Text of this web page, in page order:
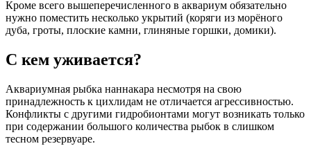
Кроме всего вышеперечисленного в аквариум обязательно
нужно поместить несколько укрытий (коряги из морёного
дуба, гроты, плоские камни, глиняные горшки, домики).
С кем уживается?
Аквариумная рыбка наннакара несмотря на свою
принадлежность к цихлидам не отличается агрессивностью.
Конфликты с другими гидробионтами могут возникать только
при содержании большого количества рыбок в слишком
тесном резервуаре.